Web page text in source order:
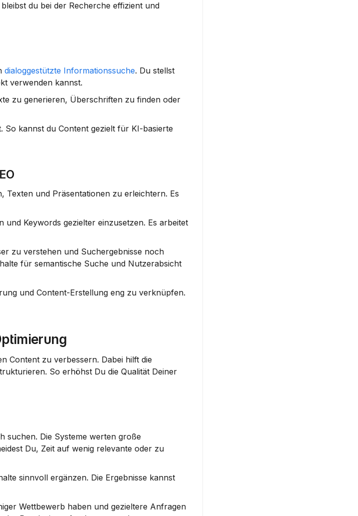
du bei der Recherche effizient und
dialoggestützte Informationssuche. Du stellst
verwenden kannst.
zu generieren, Überschriften zu finden oder
So kannst du Content gezielt für KI-basierte
Texten und Präsentationen zu erleichtern. Es
und Keywords gezielter einzusetzen. Es arbeitet
zu verstehen und Suchergebnisse noch
für semantische Suche und Nutzerabsicht
und Content-Erstellung eng zu verknüpfen.
Content zu verbessern. Dabei hilft die
So erhöhst Du die Qualität Deiner
suchen. Die Systeme werten große
Du, Zeit auf wenig relevante oder zu
sinnvoll ergänzen. Die Ergebnisse kannst
Wettbewerb haben und gezieltere Anfragen